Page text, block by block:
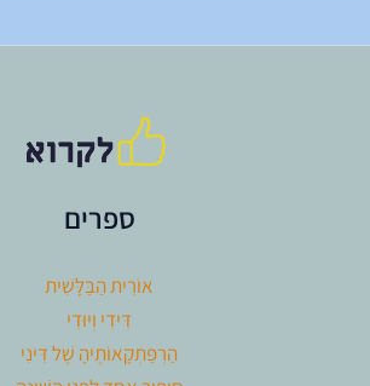
ספרים
אוֹרִית הַבַּלָּשִׁית
דִּידִי וְיוּדִי
הַרְפַּתְקָאוֹתֶיהָ שֶׁל דִּינִי